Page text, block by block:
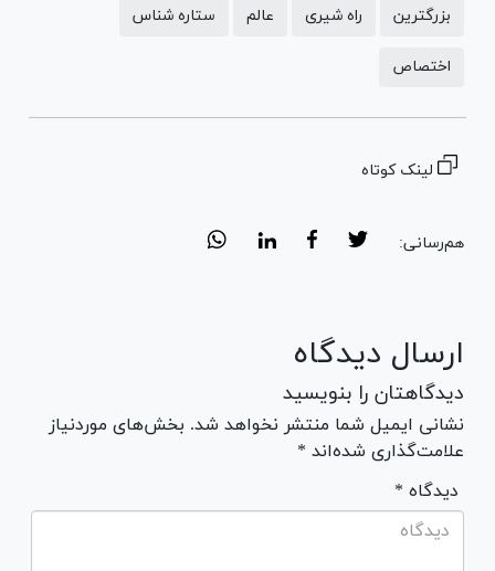
بزرگترین راه شیری عالم ستاره شناس
اختصاص
لینک کوتاه
هم‌رسانی:
ارسال دیدگاه
دیدگاهتان را بنویسید
نشانی ایمیل شما منتشر نخواهد شد. بخش‌های موردنیاز
علامت‌گذاری شده‌اند *
* دیدگاه